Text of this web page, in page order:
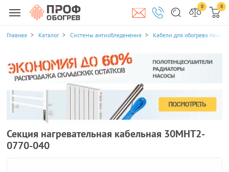
0 0
Главная Каталог Системы антиобледенения Кабели для обогрева
Секция нагревательная кабельная 30МНТ2-
0770-040